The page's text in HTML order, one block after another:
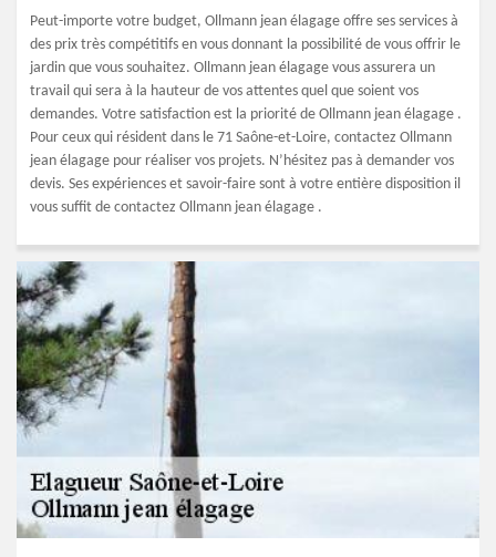
Peut-importe votre budget, Ollmann jean élagage offre ses services à
des prix très compétitifs en vous donnant la possibilité de vous offrir le
jardin que vous souhaitez. Ollmann jean élagage vous assurera un
travail qui sera à la hauteur de vos attentes quel que soient vos
demandes. Votre satisfaction est la priorité de Ollmann jean élagage .
Pour ceux qui résident dans le 71 Saône-et-Loire, contactez Ollmann
jean élagage pour réaliser vos projets. N’hésitez pas à demander vos
devis. Ses expériences et savoir-faire sont à votre entière disposition il
vous suffit de contactez Ollmann jean élagage .